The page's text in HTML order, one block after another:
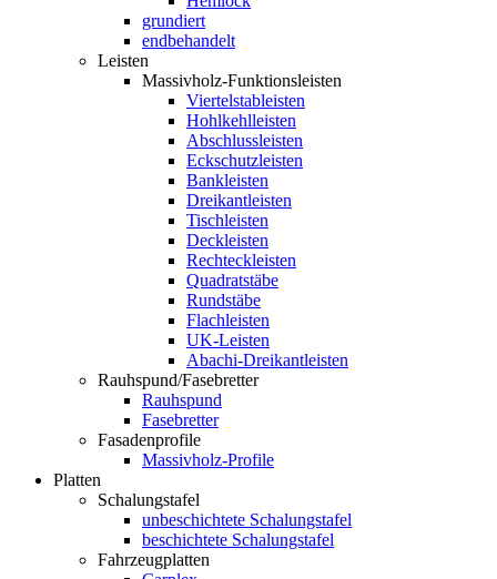
grundiert
endbehandelt
Leisten
Massivholz-Funktionsleisten
Viertelstableisten
Hohlkehlleisten
Abschlussleisten
Eckschutzleisten
Bankleisten
Dreikantleisten
Tischleisten
Deckleisten
Rechteckleisten
Quadratstäbe
Rundstäbe
Flachleisten
UK-Leisten
Abachi-Dreikantleisten
Rauhspund/Fasebretter
Rauhspund
Fasebretter
Fasadenprofile
Massivholz-Profile
Platten
Schalungstafel
unbeschichtete Schalungstafel
beschichtete Schalungstafel
Fahrzeugplatten